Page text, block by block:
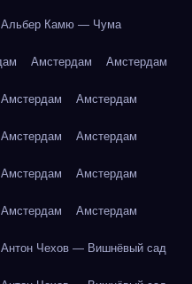
Альбер Камю — Чума
Амстердам Амстердам
Амстердам Амстердам
Амстердам Амстердам
Амстердам Амстердам
Амстердам Амстердам
Антон Чехов — Вишнёвый сад